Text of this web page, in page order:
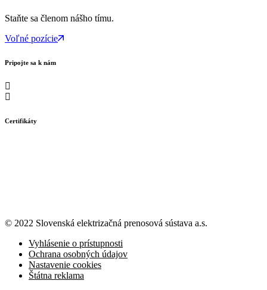
Staňte sa členom nášho tímu.
Voľné pozície
Pripojte sa k nám
Certifikáty
© 2022 Slovenská elektrizačná prenosová sústava a.s.
Vyhlásenie o prístupnosti
Ochrana osobných údajov
Nastavenie cookies
Štátna reklama